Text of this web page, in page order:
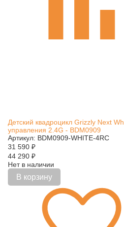
Детский квадроцикл Grizzly Next
управления 2.4G - BDM0909
Артикул: BDM0909-WHITE-4RC
31 590 ₽
44 290 ₽
Нет в наличии
В корзину